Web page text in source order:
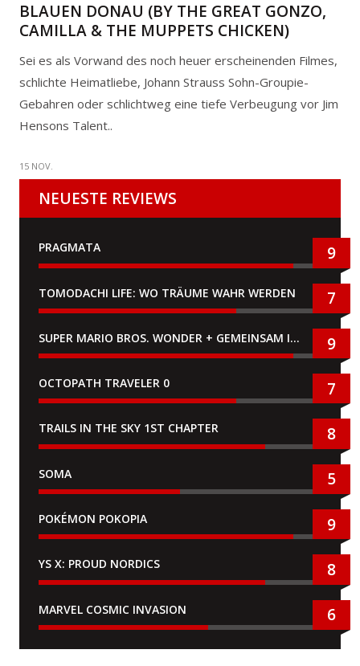
BLAUEN DONAU (BY THE GREAT GONZO,
CAMILLA & THE MUPPETS CHICKEN)
Sei es als Vorwand des noch heuer erscheinenden Filmes,
schlichte Heimatliebe, Johann Strauss Sohn-Groupie-
Gebahren oder schlichtweg eine tiefe Verbeugung vor Jim
Hensons Talent..
15 NOV.
NEUESTE REVIEWS
PRAGMATA 9
TOMODACHI LIFE: WO TRÄUME WAHR WERDEN 7
SUPER MARIO BROS. WONDER + GEMEINSAM IM BELLABEL-PARK 9
OCTOPATH TRAVELER 0 7
TRAILS IN THE SKY 1ST CHAPTER 8
SOMA 5
POKÉMON POKOPIA 9
YS X: PROUD NORDICS 8
MARVEL COSMIC INVASION 6